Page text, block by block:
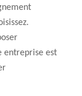
entreprise est